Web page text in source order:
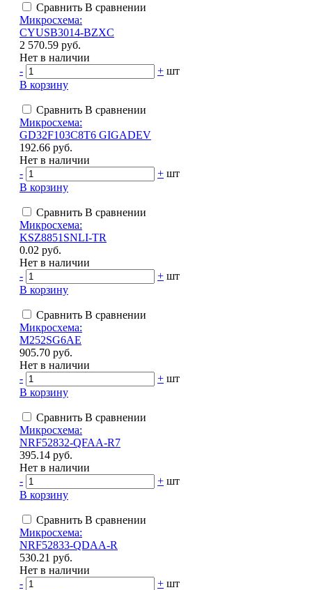
Сравнить В сравнении
Микросхема:
CYUSB3014-BZXC
2 570.59 руб.
Нет в наличии
-
+ шт
В корзину
Сравнить В сравнении
Микросхема:
GD32F103C8T6 GIGADEV
192.66 руб.
Нет в наличии
-
+ шт
В корзину
Сравнить В сравнении
Микросхема:
KSZ8851SNLI-TR
0.02 руб.
Нет в наличии
-
+ шт
В корзину
Сравнить В сравнении
Микросхема:
M252SG6AE
905.70 руб.
Нет в наличии
-
+ шт
В корзину
Сравнить В сравнении
Микросхема:
NRF52832-QFAA-R7
395.14 руб.
Нет в наличии
-
+ шт
В корзину
Сравнить В сравнении
Микросхема:
NRF52833-QDAA-R
530.21 руб.
Нет в наличии
-
+ шт